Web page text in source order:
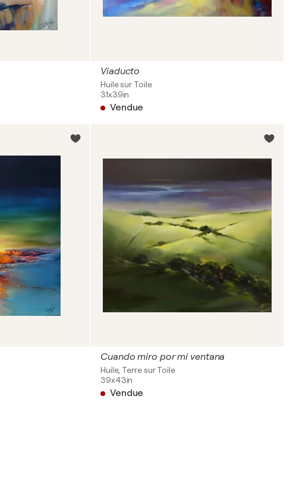
Viaducto
Huile sur Toile
31x39in
Vendue
Cuando miro por mi ventana
Huile, Terre sur Toile
39x43in
Vendue